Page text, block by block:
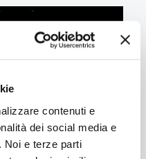
contenuti e
dei social media e
Noi e terze parti